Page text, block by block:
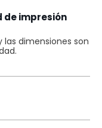
de impresión
dimensiones son